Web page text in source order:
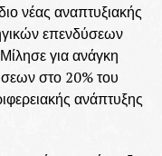
νέας αναπτυξιακής
επενδύσεων
για ανάγκη
στο 20% του
ανάπτυξης